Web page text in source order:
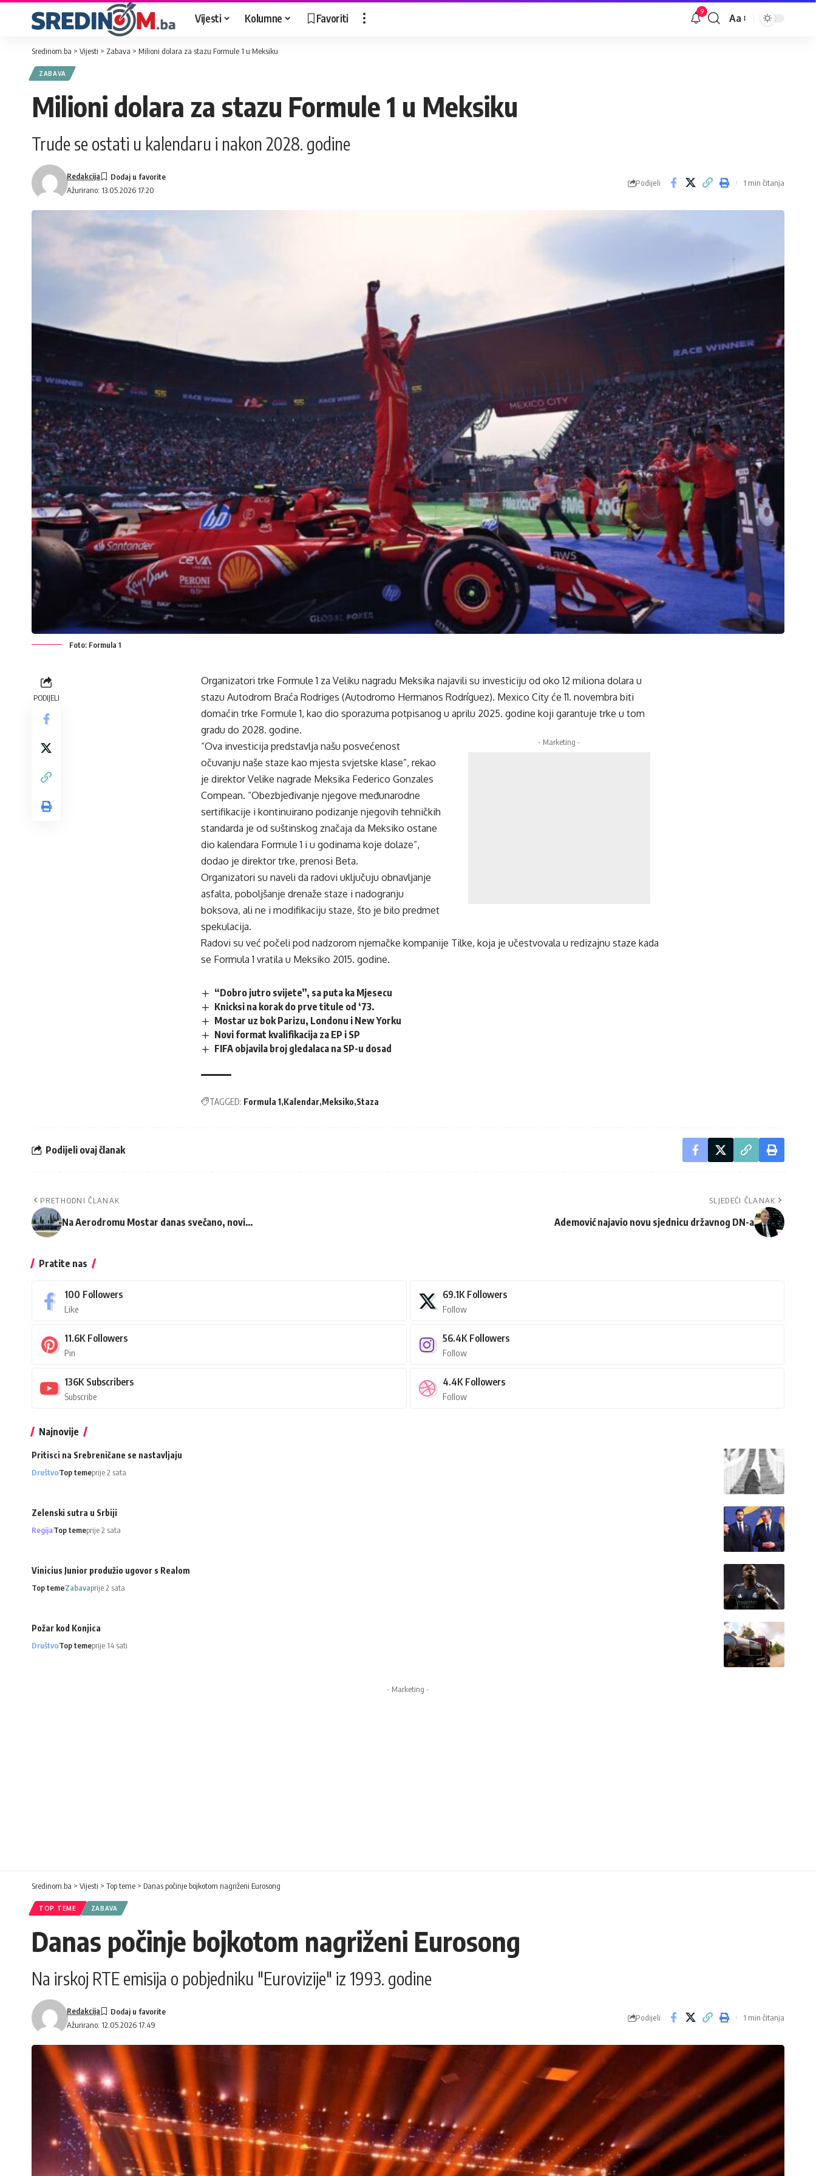
Vijesti Kolumne Favoriti 9
Veličina
Aa
Sredinom.ba > Vijesti > Zabava > Milioni dolara za stazu Formule 1 u Meksiku
ZABAVA
Milioni dolara za stazu Formule 1 u Meksiku
Trude se ostati u kalendaru i nakon 2028. godine
Ažurirano: 13.05.2026 17:20
Redakcija
Podijeli 1 min čitanja
Foto: Formula 1
PODIJELI
Organizatori trke Formule 1 za Veliku nagradu Meksika najavili su investiciju od oko 12 miliona dolara u
stazu Autodrom Braća Rodriges (Autodromo Hermanos Rodríguez). Mexico City će 11. novembra biti
domaćin trke Formule 1, kao dio sporazuma potpisanog u aprilu 2025. godine koji garantuje trke u tom
gradu do 2028. godine.
- Marketing -
“Ova investicija predstavlja našu posvećenost
očuvanju naše staze kao mjesta svjetske klase”, rekao
je direktor Velike nagrade Meksika Federico Gonzales
Compean. “Obezbjeđivanje njegove međunarodne
sertifikacije i kontinuirano podizanje njegovih tehničkih
standarda je od suštinskog značaja da Meksiko ostane
dio kalendara Formule 1 i u godinama koje dolaze”,
dodao je direktor trke, prenosi Beta.
Organizatori su naveli da radovi uključuju obnavljanje
asfalta, poboljšanje drenaže staze i nadogranju
boksova, ali ne i modifikaciju staze, što je bilo predmet
spekulacija.
Radovi su već počeli pod nadzorom njemačke kompanije Tilke, koja je učestvovala u redizajnu staze kada
se Formula 1 vratila u Meksiko 2015. godine.
“Dobro jutro svijete”, sa puta ka Mjesecu
Knicksi na korak do prve titule od ‘73.
Mostar uz bok Parizu, Londonu i New Yorku
Novi format kvalifikacija za EP i SP
FIFA objavila broj gledalaca na SP-u dosad
TAGGED: Formula 1 Kalendar Meksiko Staza
Podijeli ovaj članak
PRETHODNI ČLANAK
Na Aerodromu Mostar danas svečano, novi…
SLJEDEĆI ČLANAK
Ademović najavio novu sjednicu državnog DN-a
Pratite nas
100 Followers
Like
69.1K Followers
Follow
11.6K Followers
Pin
56.4K Followers
Follow
136K Subscribers
Subscribe
4.4K Followers
Follow
Najnovije
Pritisci na Srebreničane se nastavljaju
DruštvoTop temeprije 2 sata
Zelenski sutra u Srbiji
RegijaTop temeprije 2 sata
Vinicius Junior produžio ugovor s Realom
Top temeZabavaprije 2 sata
Požar kod Konjica
DruštvoTop temeprije 14 sati
- Marketing -
Sredinom.ba > Vijesti > Top teme > Danas počinje bojkotom nagriženi Eurosong
TOP TEME ZABAVA
Danas počinje bojkotom nagriženi Eurosong
Na irskoj RTE emisija o pobjedniku "Eurovizije" iz 1993. godine
Ažurirano: 12.05.2026 17:49
Redakcija
Podijeli 1 min čitanja